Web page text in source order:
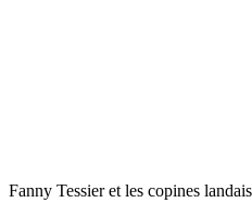
Fanny Tessier et les copines